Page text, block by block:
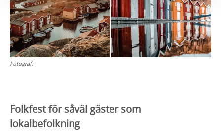
Fotograf:
Folkfest för såväl gäster som
lokalbefolkning